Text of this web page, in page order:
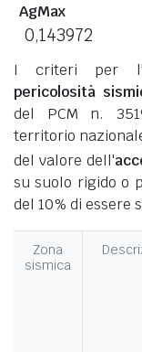
AgMax
0,143972
I criteri per
pericolosità
del PCM n.
territorio
del valore dell'
su suolo rigido o
del 10% di essere
Zona
sismica